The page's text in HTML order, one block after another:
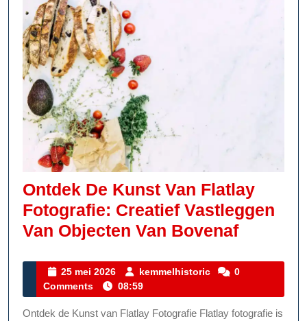
Ontdek De Kunst Van Flatlay
Fotografie: Creatief Vastleggen
Van Objecten Van BovenafOntdek
Kunst
Flatlay
25 mei 2026
25
mei
2026
kemmelhistoric kemmelhistoric
0
Comments
08:59
Ontdek de Kunst van Flatlay Fotografie Flatlay fotografie is